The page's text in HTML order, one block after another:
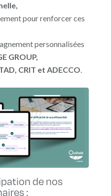
pour renforcer ces
personnalisées
GROUP,
CRIT et ADECCO.
de nos
: